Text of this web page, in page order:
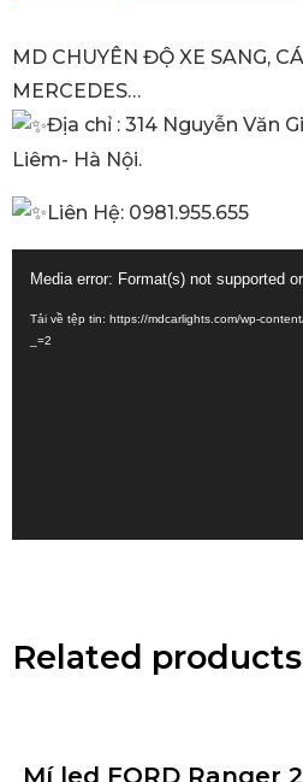
MD CHUYÊN ĐỘ XE SANG,
MERCEDES…
Địa chỉ : 314 Nguyễn Văn
Liêm- Hà Nội.
Liên Hệ: 0981.955.655
Video
Media error: Format(s) not supported
Tải về tệp tin: https://mdcarlights.com/wp-
_=2
Related products
Hot
Mí led FORD Ranger